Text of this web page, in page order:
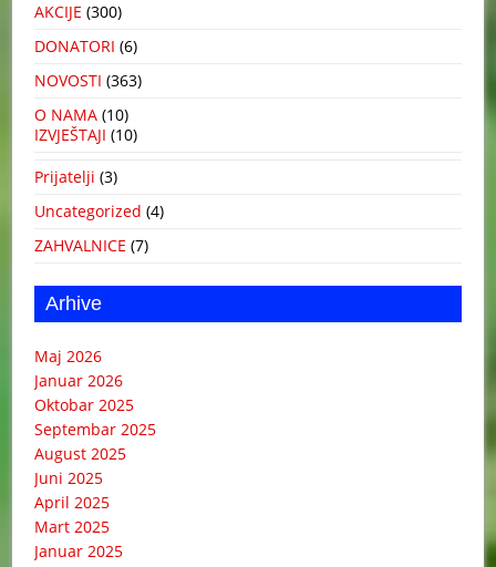
AKCIJE (300)
DONATORI (6)
NOVOSTI (363)
O NAMA (10)
IZVJEŠTAJI (10)
Prijatelji (3)
Uncategorized (4)
ZAHVALNICE (7)
Arhive
Maj 2026
Januar 2026
Oktobar 2025
Septembar 2025
August 2025
Juni 2025
April 2025
Mart 2025
Januar 2025